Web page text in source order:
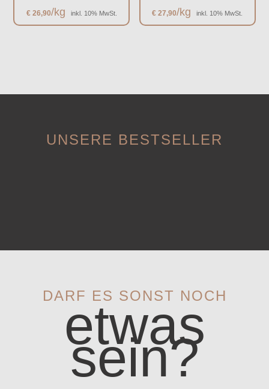
€26,90/kg inkl. 10% MwSt.
€ 27,90/kg inkl. 10% MwSt.
UNSERE BESTSELLER
DARF ES SONST NOCH
etwas
sein?